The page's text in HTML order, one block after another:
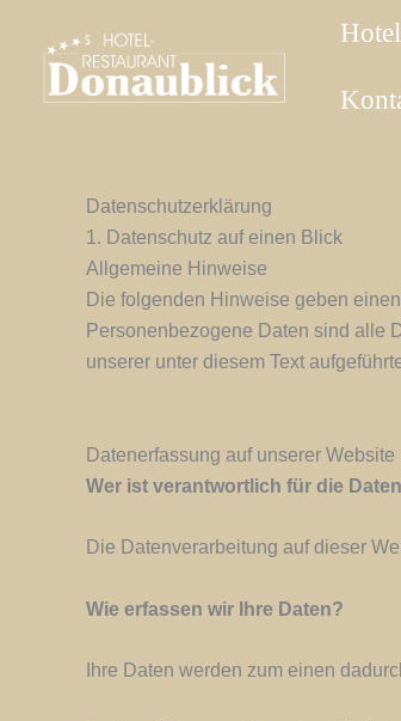
springen
Hotel
Datenschutzerklärung
1. Datenschutz auf einen Blick
Allgemeine Hinweise
Die folgenden Hinweise geben
Personenbezogene Daten sind alle
unserer unter diesem Text
Datenerfassung auf unserer Website
Wer ist verantwortlich für die
Die Datenverarbeitung auf dieser
Wie erfassen wir Ihre Daten?
Ihre Daten werden zum einen